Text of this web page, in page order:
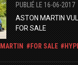
PUBLIÉ LE 16-06-2017
ASTON MARTIN
FOR SALE
FOR SALE